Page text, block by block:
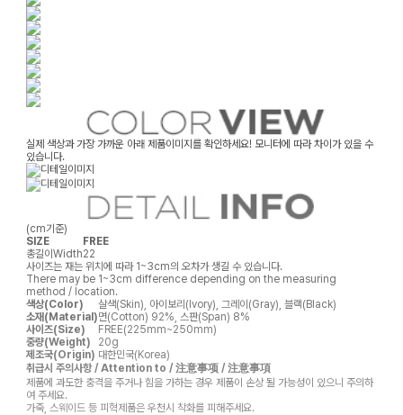
실제 색상과 가장 가까운 아래 제품이미지를 확인하세요! 모니터에 따라 차이가 있을 수
있습니다.
(cm기준)
SIZE
FREE
총길이Width22
사이즈는 재는 위치에 따라 1~3cm의 오차가 생길 수 있습니다.
There may be 1~3cm difference depending on the measuring
method / location.
색상(Color)
살색(Skin), 아이보리(Ivory), 그레이(Gray), 블랙(Black)
소재(Material)면(Cotton) 92%, 스판(Span) 8%
사이즈(Size)
FREE(225mm~250mm)
중량(Weight)
20g
제조국(Origin) 대한민국(Korea)
취급시 주의사항 / Attention to / 注意事项 / 注意事項
제품에 과도한 충격을 주거나 힘을 가하는 경우 제품이 손상 될 가능성이 있으니 주의하
여 주세요.
가죽, 스웨이드 등 피혁제품은 우천시 착화를 피해주세요.